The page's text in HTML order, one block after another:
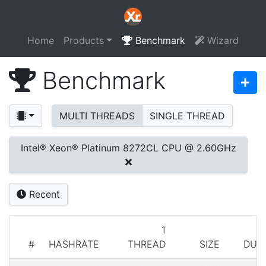
Home Products Benchmark Wizard
Benchmark
MULTI THREADS SINGLE THREAD
Intel® Xeon® Platinum 8272CL CPU @ 2.60GHz
Recent
# HASHRATE
1
THREAD
SIZE